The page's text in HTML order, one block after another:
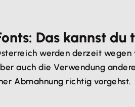
Das kannst du
werden derzeit
auch die Verwendung
Abmahnung richtig vorgehst.